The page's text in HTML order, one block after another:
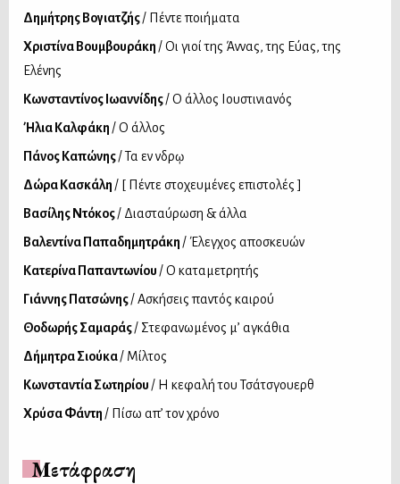
Δημήτρης Βογιατζής/ Πέντε ποιήματα
Χριστίνα Βουμβουράκη / Οι γιοί της Άννας, της Εύας, της
Ελένης
Κωνσταντίνος Ιωαννίδης/ Ο άλλος Ιουστινιανός
Ήλια Καλφάκη / Ο άλλος
Πάνος Καπώνης/ Τα εν Ἄνδρῳ
Δώρα Κασκάλη / [ Πέντε στοχευμένες επιστολές ]
Βασίλης Ντόκος/ Διασταύρωση & άλλα
Βαλεντίνα Παπαδημητράκη / Έλεγχος αποσκευών
Κατερίνα Παπαντωνίου / O καταμετρητής
Γιάννης Πατσώνης/ Ασκήσεις παντός καιρού
Θοδωρής Σαμαράς/ Στεφανωμένος μ’ αγκάθια
Δήμητρα Σιούκα/ Μίλτος
Κωνσταντία Σωτηρίου / Η κεφαλή του Τσάτσγουερθ
Χρύσα Φάντη / Πίσω απ’ τον χρόνο
Μετάφραση